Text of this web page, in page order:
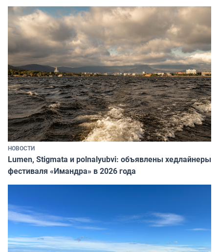
НОВОСТИ
Lumen, Stigmata и polnalyubvi: объявлены хедлайнеры
фестиваля «Имандра» в 2026 года